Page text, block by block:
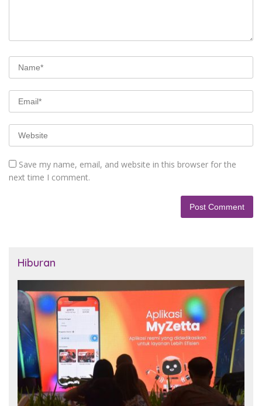
Save my name, email, and website in this browser for the
next time I comment.
Hiburan